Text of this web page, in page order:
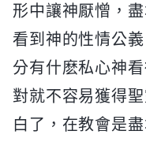
形中讓神厭憎，
看到神的性情公
分有什麽私心神
對就不容易獲得
白了，在教會是